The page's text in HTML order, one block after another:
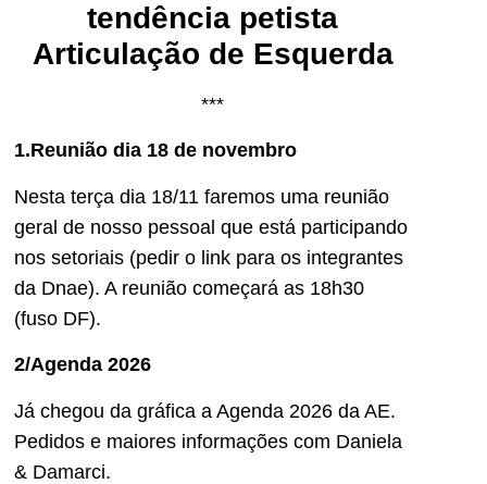
tendência petista
Articulação de Esquerda
***
1.Reunião dia 18 de novembro
Nesta terça dia 18/11 faremos uma reunião
geral de nosso pessoal que está participando
nos setoriais (pedir o link para os integrantes
da Dnae). A reunião começará as 18h30
(fuso DF).
2/Agenda 2026
Já chegou da gráfica a Agenda 2026 da AE.
Pedidos e maiores informações com Daniela
& Damarci.